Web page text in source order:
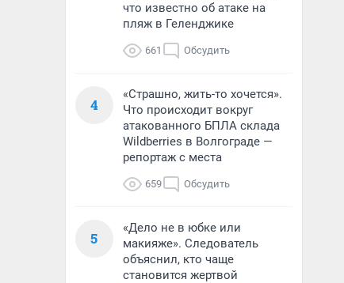
что известно об атаке на
пляж в Геленджике
661 Обсудить
4
«Страшно, жить-то хочется».
Что происходит вокруг
атакованного БПЛА склада
Wildberries в Волгограде —
репортаж с места
659 Обсудить
5
«Дело не в юбке или
макияже». Следователь
объяснил, кто чаще
становится жертвой